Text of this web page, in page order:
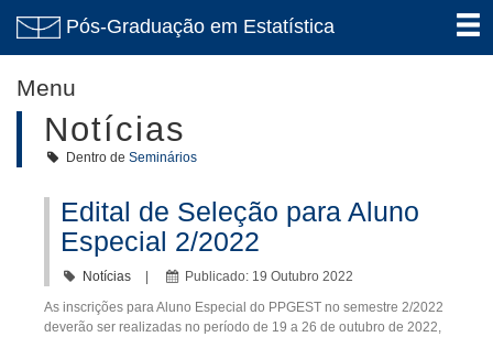
Pós-Graduação em Estatística
Menu
Notícias
Dentro de Seminários
Edital de Seleção para Aluno
Especial 2/2022
Notícias
Publicado: 19 Outubro 2022
As inscrições para Aluno Especial do PPGEST no semestre 2/2022
deverão ser realizadas no período de 19 a 26 de outubro de 2022,